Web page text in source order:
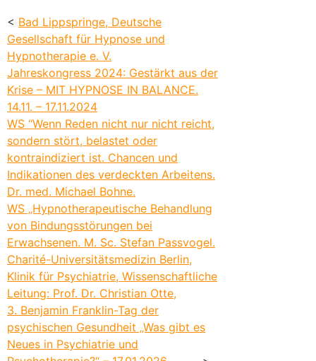
< Bad Lippspringe, Deutsche
Gesellschaft für Hypnose und
Hypnotherapie e. V.
Jahreskongress 2024: Gestärkt aus der
Krise – MIT HYPNOSE IN BALANCE.
14.11. – 17.11.2024
WS “Wenn Reden nicht nur nicht reicht,
sondern stört, belastet oder
kontraindiziert ist. Chancen und
Indikationen des verdeckten Arbeitens.
Dr. med. Michael Bohne.
WS „Hypnotherapeutische Behandlung
von Bindungsstörungen bei
Erwachsenen. M. Sc. Stefan Passvogel.
Charité-Universitätsmedizin Berlin,
Klinik für Psychiatrie, Wissenschaftliche
Leitung: Prof. Dr. Christian Otte,
3. Benjamin Franklin-Tag der
psychischen Gesundheit „Was gibt es
Neues in Psychiatrie und